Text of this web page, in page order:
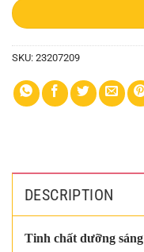
SKU: 23207209
DESCRIPTION
Tinh chất dưỡng